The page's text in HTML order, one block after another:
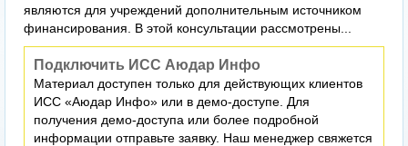
являются для учреждений дополнительным источником
финансирования. В этой консультации рассмотрены...
Подключить ИСС Аюдар Инфо
Материал доступен только для действующих клиентов
ИСС «Аюдар Инфо» или в демо-доступе. Для
получения демо-доступа или более подробной
информации отправьте заявку. Наш менеджер свяжется